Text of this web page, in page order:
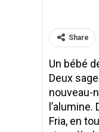
Share
Un bébé
Deux
nouveau-
Fria, en